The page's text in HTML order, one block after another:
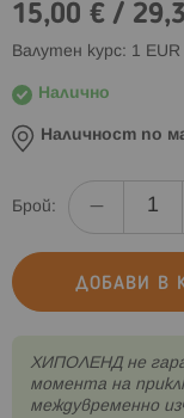
15,00 € /
Валутен курс: 1
Налично
Наличност по
Брой:
ДОБАВИ В
XИПОЛЕНД не
момента на
междувременно